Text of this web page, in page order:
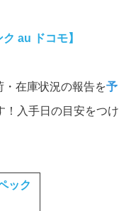
au ドコモ】
在庫状況の報告を予
！入手日の目安をつけ
ック